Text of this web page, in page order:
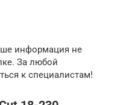
информация не
За любой
к специалистам!